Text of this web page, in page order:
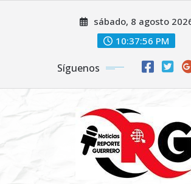
sábado, 8 agosto
10:37:57 PM
Síguenos